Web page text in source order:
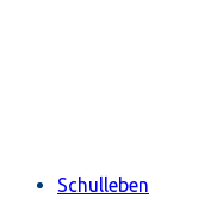
Schulleben